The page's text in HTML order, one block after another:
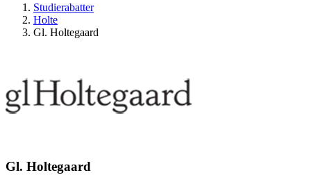
Studierabatter
Holte
Gl. Holtegaard
Gl. Holtegaard